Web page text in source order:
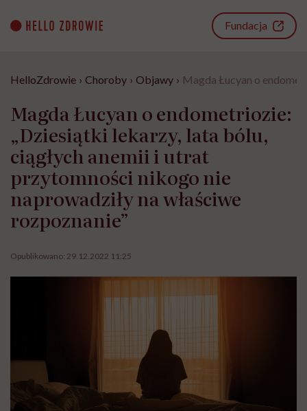
content
Fundacja
HelloZdrowie › Choroby › Objawy › Magda Łucyan o
Magda Łucyan o endometriozie:
„Dziesiątki lekarzy, lata bólu,
ciągłych anemii i utrat
przytomności nikogo nie
naprowadziły na właściwe
rozpoznanie”
Opublikowano: 29.12.2022 11:25